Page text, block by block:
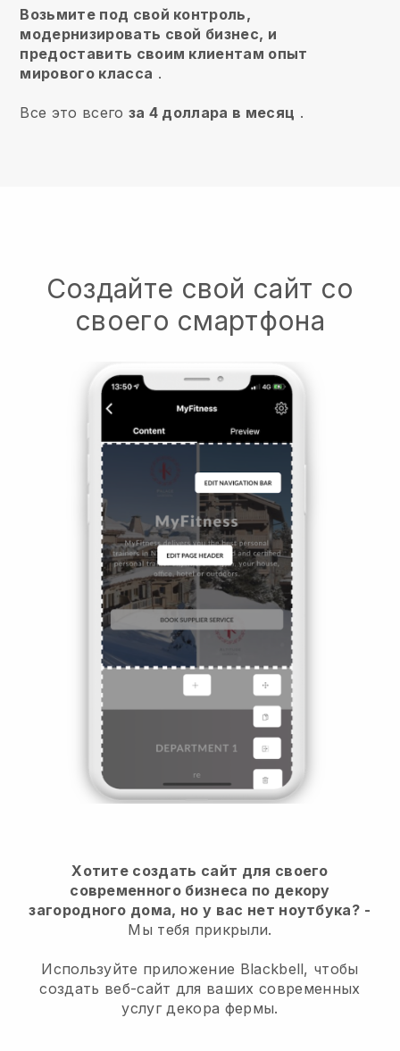
Возьмите под свой контроль,
модернизировать свой бизнес, и
предоставить своим клиентам опыт
мирового класса .
Все это всего за 4 доллара в месяц .
Создайте свой сайт со
своего смартфона
Хотите создать сайт для своего
современного бизнеса по декору
загородного дома, но у вас нет ноутбука? -
Мы тебя прикрыли.
Используйте приложение Blackbell, чтобы
создать веб-сайт для ваших современных
услуг декора фермы.